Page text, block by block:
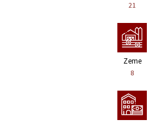
21
Zeme
8